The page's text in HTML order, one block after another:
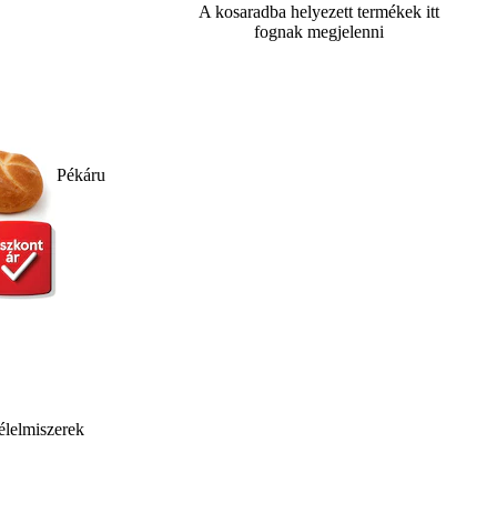
Pékáru
A kosaradba helyezett termékek itt
fognak megjelenni